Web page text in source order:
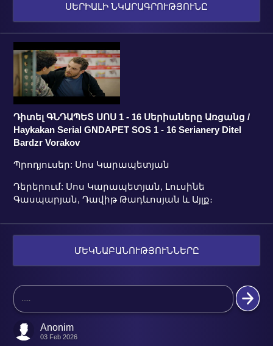
ՍԵՐԻԱԼԻ ՆԿԱՐԱԳՐՈՒԹՅՈՒՆԸ
Դիտել ԳՆԴԱՊԵՏ ՍՈՍ 1 - 16 Սերիաները Առցանց /
Haykakan Serial GNDAPET SOS 1 - 16 Serianery Ditel
Bardzr Vorakov
Պրոդյուսեր: Սոս Կարապետյան
Դերերում: Սոս Կարապետյան, Լուսինե
Գասպարյան, Դավիթ Թադևոսյան ԵՒ Այլք։
ՄԵԿՆԱԲԱՆՈՒԹՅՈՒՆՆԵՐԸ
Anonim
03 Feb 2026